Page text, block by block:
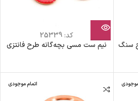
سنگ
کد: 25339
نیم ست مسی بچه‌گانه طرح فانتزی
موجودی اتمام موجودی